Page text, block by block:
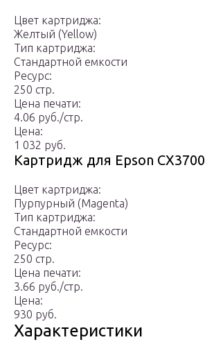
Цвет картриджа:
Желтый (Yellow)
Тип картриджа:
Стандартной емкости
Ресурс:
250 стр.
Цена печати:
4.06 руб./стр.
Цена:
1 032 руб.
Картридж для Epson CX3700
Цвет картриджа:
Пурпурный (Magenta)
Тип картриджа:
Стандартной емкости
Ресурс:
250 стр.
Цена печати:
3.66 руб./стр.
Цена:
930 руб.
Характеристики